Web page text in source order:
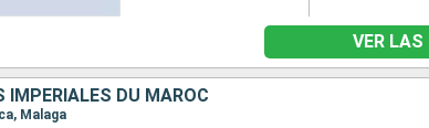
VER LAS
IMPÉRIALES DU MAROC
Malaga